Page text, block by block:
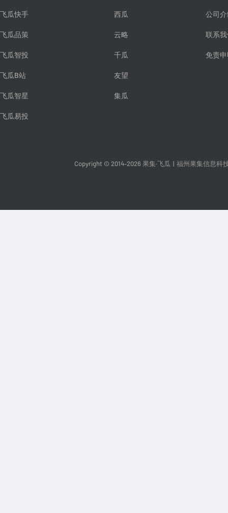
飞瓜快手
飞瓜品策
飞瓜智投
飞瓜B站
飞瓜智星
飞瓜易投
西瓜
云略
千瓜
友望
集瓜
公司
联系
免责
Copyright © 2014-2026 果集·飞瓜 福州果集信息科